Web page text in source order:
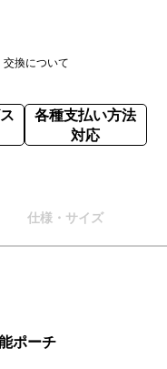
交換について
各種支払い方法
対応
仕様・サイズ
ポーチ